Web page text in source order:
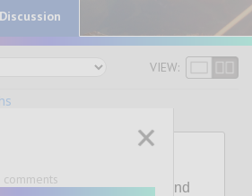
Discussion
VIEW:
von Daten- und
comments